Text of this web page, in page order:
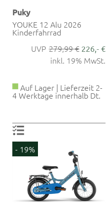
Puky
YOUKE 12 Alu 2026
Kinderfahrrad
279,99 € 226,- €
inkl. 19% MwSt.
Auf Lager | Lieferzeit 2-
4 Werktage innerhalb Dt.
- 19%